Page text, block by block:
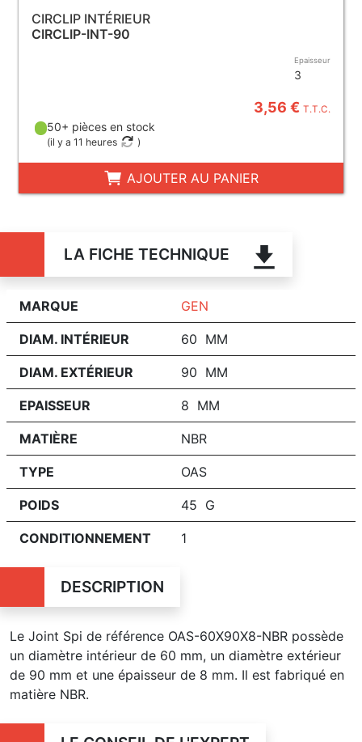
CIRCLIP INTÉRIEUR
CIRCLIP-INT-90
Epaisseur
3
3,56 €T.T.C.
50+ pièces en stock
(il y a 11 heures )
AJOUTER AU PANIER
LA FICHE TECHNIQUE
MARQUE GEN
DIAM. INTÉRIEUR 60 MM
DIAM. EXTÉRIEUR 90 MM
EPAISSEUR 8 MM
MATIÈRE NBR
TYPE OAS
POIDS 45 G
CONDITIONNEMENT 1
DESCRIPTION
Le Joint Spi de référence OAS-60X90X8-NBR possède
un diamètre intérieur de 60 mm, un diamètre extérieur
de 90 mm et une épaisseur de 8 mm. Il est fabriqué en
matière NBR.